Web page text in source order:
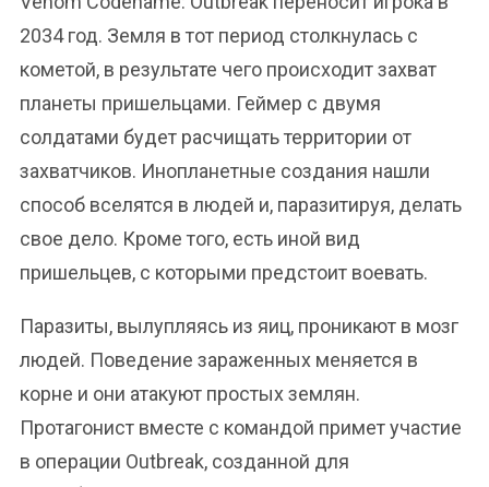
2034 год. Земля в тот период столкнулась с
кометой, в результате чего происходит захват
планеты пришельцами. Геймер с двумя
солдатами будет расчищать территории от
захватчиков. Инопланетные создания нашли
способ вселятся в людей и, паразитируя, делать
свое дело. Кроме того, есть иной вид
пришельцев, с которыми предстоит воевать.
Паразиты, вылупляясь из яиц, проникают в мозг
людей. Поведение зараженных меняется в
корне и они атакуют простых землян.
Протагонист вместе с командой примет участие
в операции Outbreak, созданной для